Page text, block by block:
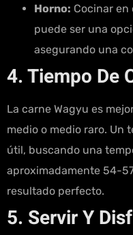
Horno: Cocinar en
puede ser una
asegurando una
4. Tiempo De
La carne Wagyu es
medio o medio raro. Un
útil, buscando una
aproximadamente 54-
resultado perfecto.
5. Servir Y